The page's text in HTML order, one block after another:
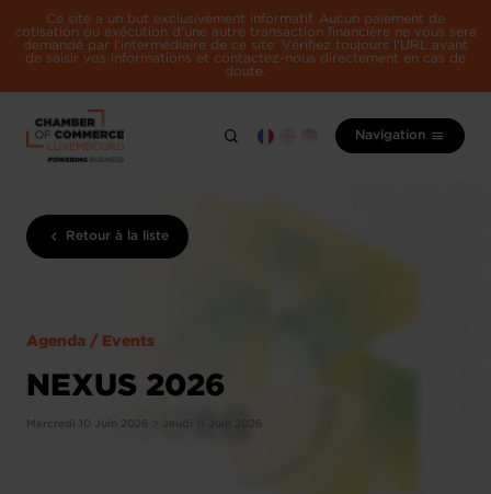
Ce site a un but exclusivement informatif. Aucun paiement de
cotisation ou exécution d'une autre transaction financière ne vous sera
demandé par l'intermédiaire de ce site. Vérifiez toujours l'URL avant
de saisir vos informations et contactez-nous directement en cas de
doute.
Navigation
Retour à la liste
Agenda / Events
NEXUS 2026
Mercredi 10 Juin 2026 > Jeudi 11 Juin 2026